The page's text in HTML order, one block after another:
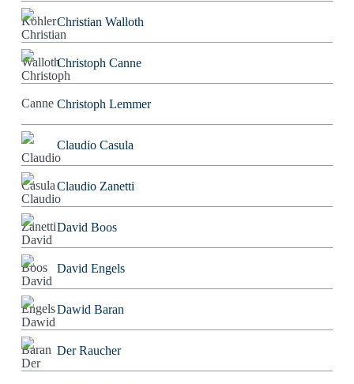
Christian Walloth
Christoph Canne
Christoph Lemmer
Claudio Casula
Claudio Zanetti
David Boos
David Engels
Dawid Baran
Der Raucher